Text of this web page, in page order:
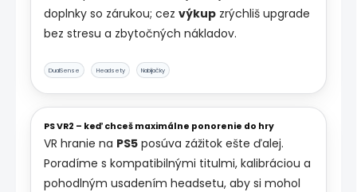
doplnky so zárukou; cez výkupzrýchliš upgrade
bez stresu a zbytočných nákladov.
DualSense Headsety Nabíjačky
PS VR2 – keď chceš maximálne ponorenie do hry
VR hranie na PS5posúva zážitok ešte ďalej.
Poradíme s kompatibilnými titulmi, kalibráciou a
pohodlným usadením headsetu, aby si mohol